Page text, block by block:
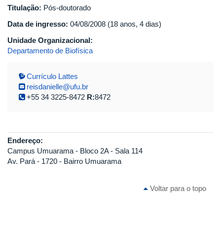
Titulação: Pós-doutorado
Data de ingresso: 04/08/2008 (18 anos, 4 dias)
Unidade Organizacional:
Departamento de Biofísica
Currículo Lattes
reisdanielle@ufu.br
+55 34 3225-8472 R:8472
Endereço:
Campus Umuarama - Bloco 2A - Sala 114
Av. Pará - 1720 - Bairro Umuarama
Voltar para o topo